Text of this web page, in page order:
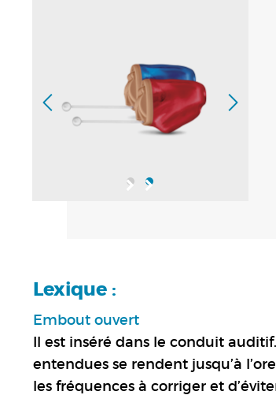
Lexique :
Embout ouvert
Il est inséré dans le conduit
entendues se rendent jusqu’à
les fréquences à corriger et